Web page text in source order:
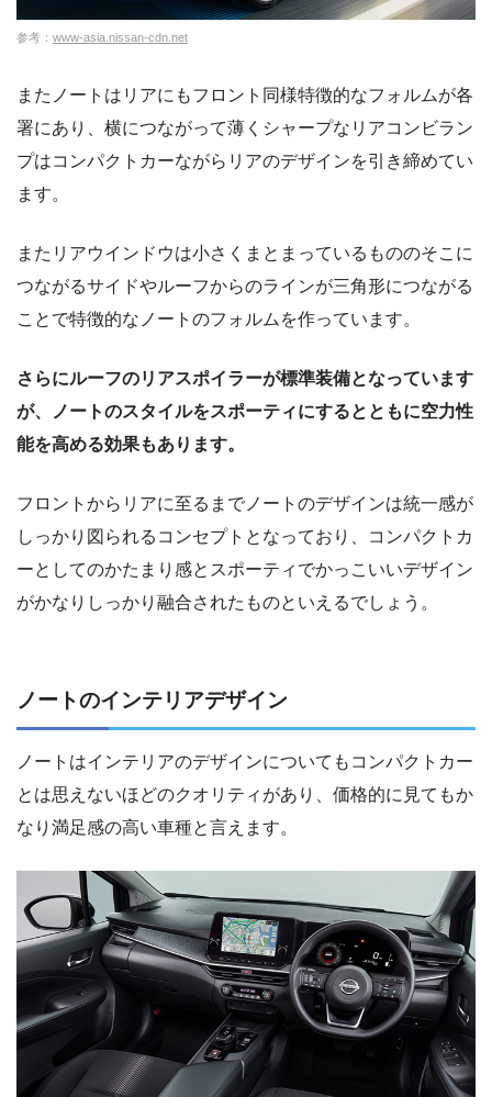
参考： www-asia.nissan-cdn.net
またノートはリアにもフロント同様特徴的なフォルムが各
署にあり、横につながって薄くシャープなリアコンビラン
プはコンパクトカーながらリアのデザインを引き締めてい
ます。
またリアウインドウは小さくまとまっているもののそこに
つながるサイドやルーフからのラインが三角形につながる
ことで特徴的なノートのフォルムを作っています。
さらにルーフのリアスポイラーが標準装備となっています
が、ノートのスタイルをスポーティにするとともに空力性
能を高める効果もあります。
フロントからリアに至るまでノートのデザインは統一感が
しっかり図られるコンセプトとなっており、コンパクトカ
ーとしてのかたまり感とスポーティでかっこいいデザイン
がかなりしっかり融合されたものといえるでしょう。
ノートのインテリアデザイン
ノートはインテリアのデザインについてもコンパクトカー
とは思えないほどのクオリティがあり、価格的に見てもか
なり満足感の高い車種と言えます。